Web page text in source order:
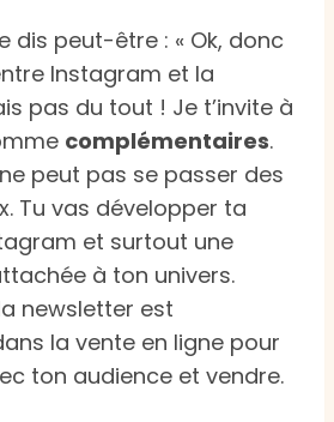
dis peut-être : « Ok, donc
Instagram et la
pas du tout ! Je t’invite à
complémentaires.
peut pas se passer des
Tu vas développer ta
et surtout une
à ton univers.
newsletter est
la vente en ligne pour
ton audience et vendre.